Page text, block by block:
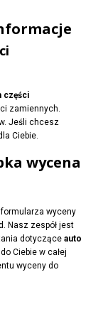
części
zamiennych.
Jeśli chcesz
Ciebie.
wycena
wyceny
Nasz zespół jest
dotyczące auto
Ciebie w całej
wyceny do